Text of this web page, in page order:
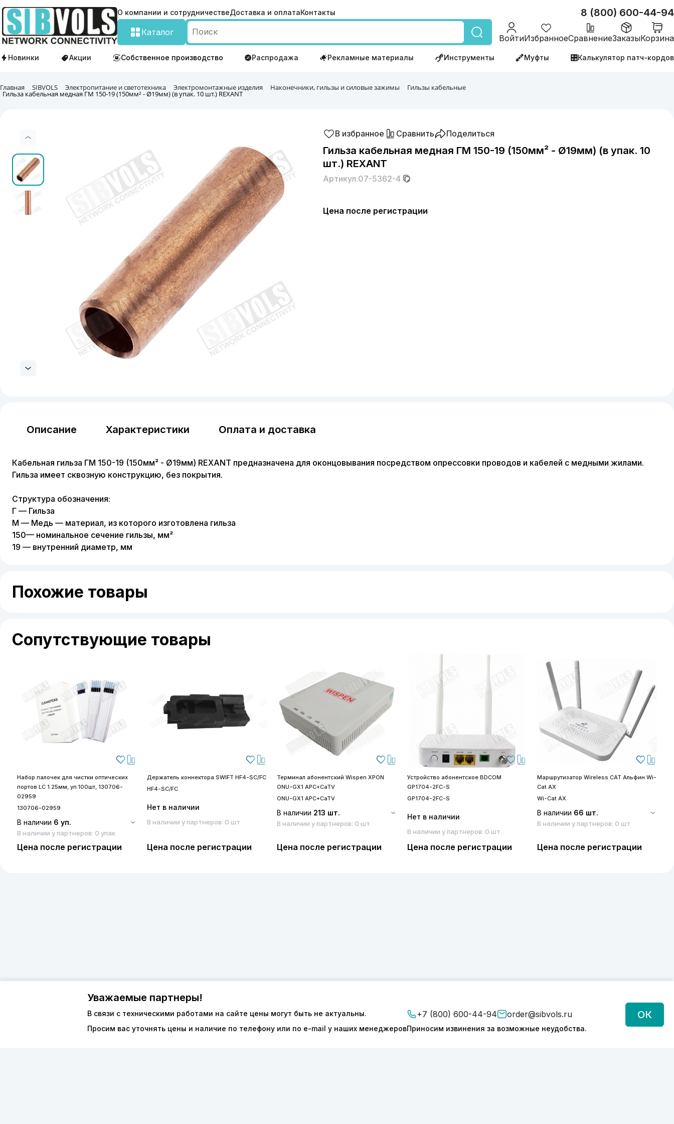
О компании и сотрудничествеДоставка и оплатаКонтакты 8 (800) 600-44-94
Каталог
ВойтиИзбранноеСравнениеЗаказыКорзина
Новинки Акции Собственное производство Распродажа Рекламные материалы Инструменты Муфты Калькулятор патч-кордов
Главная SIBVOLS Электропитание и светотехника Электромонтажные изделия Наконечники, гильзы и силовые зажимы Гильзы кабельные
Гильза кабельная медная ГМ 150-19 (150мм² - Ø19мм) (в упак. 10 шт.) REXANT
В избранное Сравнить Поделиться
Гильза кабельная медная ГМ 150-19 (150мм² - Ø19мм) (в упак. 10
шт.) REXANT
Артикул:07-5362-4
Цена после регистрации
Описание Характеристики Оплата и доставка
Кабельная гильза ГМ 150-19 (150мм² - Ø19мм) REXANT предназначена для оконцовывания посредством опрессовки проводов и кабелей с медными жилами.
Гильза имеет сквозную конструкцию, без покрытия.
Структура обозначения:
Г — Гильза
М — Медь — материал, из которого изготовлена гильза
150— номинальное сечение гильзы, мм²
19 — внутренний диаметр, мм
Похожие товары
Сопутствующие товары
Набор палочек для чистки оптических
портов LC 1.25мм, уп.100шт, 130706-
02959
130706-02959
В наличии 6 уп.
В наличии у партнеров: 0 упак
Цена после регистрации
Держатель коннектора SWIFT HF4-SC/FC
HF4-SC/FC
Нет в наличии
В наличии у партнеров: 0 шт
Цена после регистрации
Терминал абонентский Wispen XPON
ONU-GX1 APC+CaTV
ONU-GX1 APC+CaTV
В наличии 213 шт.
В наличии у партнеров: 0 шт
Цена после регистрации
Устройство абонентское BDCOM
GP1704-2FC-S
GP1704-2FC-S
Нет в наличии
В наличии у партнеров: 0 шт
Цена после регистрации
Маршрутизатор Wireless CAT Альфин Wi-
Cat AX
Wi-Cat AX
В наличии 66 шт.
В наличии у партнеров: 0 шт
Цена после регистрации
Уважаемые партнеры!
В связи с техническими работами на сайте цены могут быть не актуальны.
Просим вас уточнять цены и наличие по телефону или по e-mail у наших менеджеров
+7 (800) 600-44-94 order@sibvols.ru
Приносим извинения за возможные неудобства.
ОК